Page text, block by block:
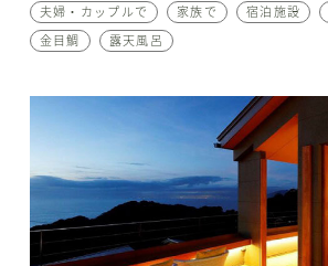
夫婦・カップルで 家族で 宿泊施設
金目鯛
露天風呂